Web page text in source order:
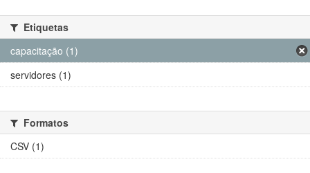
Etiquetas
capacitação (1)
servidores (1)
Formatos
CSV (1)